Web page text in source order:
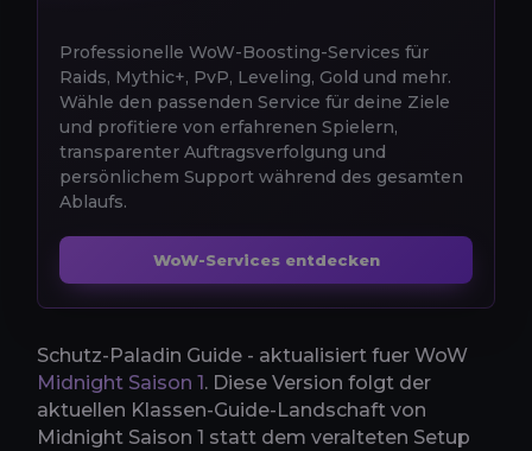
Professionelle WoW-Boosting-Services für
Raids, Mythic+, PvP, Leveling, Gold und mehr.
Wähle den passenden Service für deine Ziele
und profitiere von erfahrenen Spielern,
transparenter Auftragsverfolgung und
persönlichem Support während des gesamten
Ablaufs.
WoW-Services entdecken
Schutz-Paladin Guide - aktualisiert fuer WoW
Midnight Saison 1. Diese Version folgt der
aktuellen Klassen-Guide-Landschaft von
Midnight Saison 1 statt dem veralteten Setup